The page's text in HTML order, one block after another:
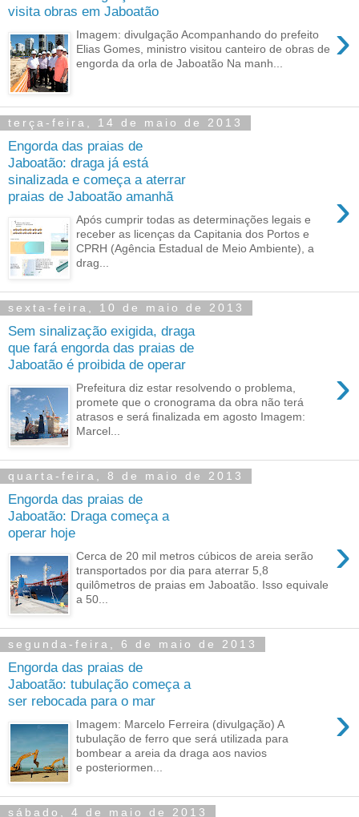
visita obras em Jaboatão
›
Imagem: divulgação Acompanhando do prefeito
Elias Gomes, ministro visitou canteiro de obras de
engorda da orla de Jaboatão Na manh...
terça-feira, 14 de maio de 2013
Engorda das praias de
Jaboatão: draga já está
sinalizada e começa a aterrar
praias de Jaboatão amanhã
›
Após cumprir todas as determinações legais e
receber as licenças da Capitania dos Portos e
CPRH (Agência Estadual de Meio Ambiente), a
drag...
sexta-feira, 10 de maio de 2013
Sem sinalização exigida, draga
que fará engorda das praias de
Jaboatão é proibida de operar
›
Prefeitura diz estar resolvendo o problema,
promete que o cronograma da obra não terá
atrasos e será finalizada em agosto Imagem:
Marcel...
quarta-feira, 8 de maio de 2013
Engorda das praias de
Jaboatão: Draga começa a
operar hoje
›
Cerca de 20 mil metros cúbicos de areia serão
transportados por dia para aterrar 5,8
quilômetros de praias em Jaboatão. Isso equivale
a 50...
segunda-feira, 6 de maio de 2013
Engorda das praias de
Jaboatão: tubulação começa a
ser rebocada para o mar
›
Imagem: Marcelo Ferreira (divulgação) A
tubulação de ferro que será utilizada para
bombear a areia da draga aos navios
e posteriormen...
sábado, 4 de maio de 2013